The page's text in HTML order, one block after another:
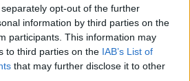
opt-out of the further
information by third parties on the
participants. This information may
to third parties on the IAB’s List of
that may further disclose it to other
,Αντικατάσταση ισχίου